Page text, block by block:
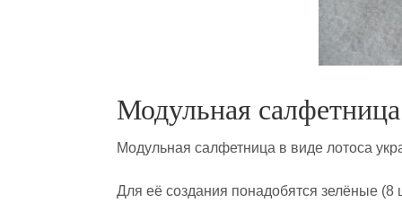
Модульная
Модульная салфетница в виде лотоса
Для её создания понадобятся зелёные